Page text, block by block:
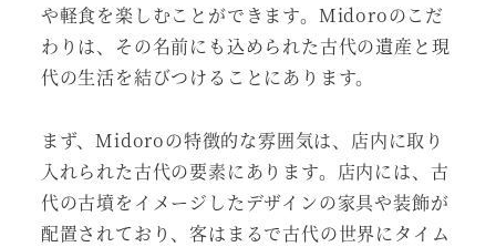
や軽食を楽しむことができます。Midoroのこだ
わりは、その名前にも込められた古代の遺産と現
代の生活を結びつけることにあります。
まず、Midoroの特徴的な雰囲気は、店内に取り
入れられた古代の要素にあります。店内には、古
代の古墳をイメージしたデザインの家具や装飾が
配置されており、客はまるで古代の世界にタイム